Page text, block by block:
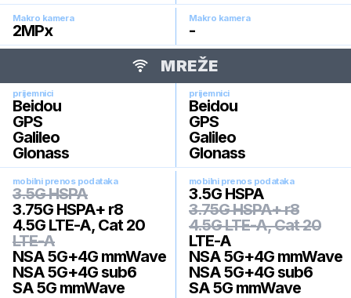
Makro kamera
2MPx
Makro kamera
-
MREŽE
prijemnici
Beidou
GPS
Galileo
Glonass
prijemnici
Beidou
GPS
Galileo
Glonass
mobilni prenos podataka
3.5G HSPA
3.75G HSPA+ r8
4.5G LTE-A, Cat 20
LTE-A
NSA 5G+4G mmWave
NSA 5G+4G sub6
SA 5G mmWave
mobilni prenos podataka
3.5G HSPA
3.75G HSPA+ r8
4.5G LTE-A, Cat 20
LTE-A
NSA 5G+4G mmWave
NSA 5G+4G sub6
SA 5G mmWave